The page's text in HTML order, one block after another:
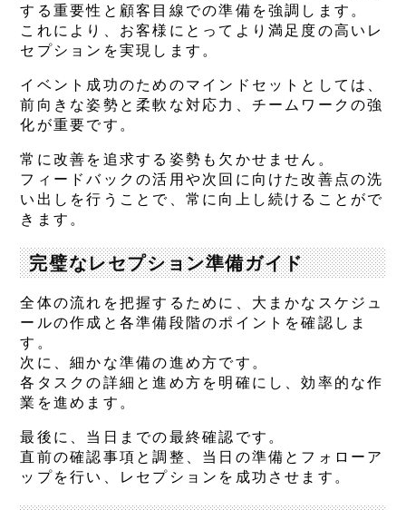
する重要性と顧客目線での準備を強調します。
これにより、お客様にとってより満足度の高いレ
セプションを実現します。
イベント成功のためのマインドセットとしては、
前向きな姿勢と柔軟な対応力、チームワークの強
化が重要です。
常に改善を追求する姿勢も欠かせません。
フィードバックの活用や次回に向けた改善点の洗
い出しを行うことで、常に向上し続けることがで
きます。
完璧なレセプション準備ガイド
全体の流れを把握するために、大まかなスケジュ
ールの作成と各準備段階のポイントを確認しま
す。
次に、細かな準備の進め方です。
各タスクの詳細と進め方を明確にし、効率的な作
業を進めます。
最後に、当日までの最終確認です。
直前の確認事項と調整、当日の準備とフォローア
ップを行い、レセプションを成功させます。